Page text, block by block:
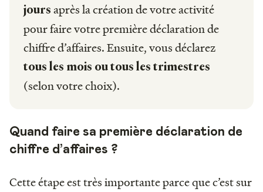
jours après la création de votre activité
pour faire votre première déclaration de
chiffre d’affaires. Ensuite, vous déclarez
tous les mois ou tous les trimestres
(selon votre choix).
Quand faire sa première déclaration de
chiffre d’affaires ?
Cette étape est très importante parce que c’est sur